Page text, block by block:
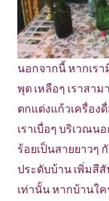
นอกจากนี้ หากเร
พุด เหลือๆ เราสา
ตกแต่งแก้วเครื่อง
เราเบื่อๆ บริเวณ
ร้อยเป็นสายยาวๆ
ประดับบ้าน เพิ่มสี
เท่านั้น หากบ้านใ